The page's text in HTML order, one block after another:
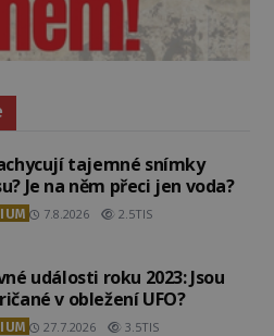
tajemné snímky
Je na něm přeci jen voda?
7.8.2026 2.5TIS
události roku 2023: Jsou
v obležení UFO?
27.7.2026 3.5TIS